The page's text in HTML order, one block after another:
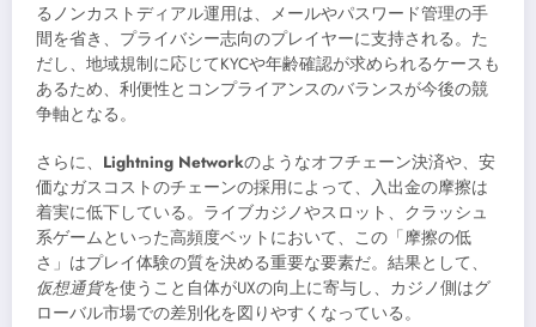
るノンカストディアル運用は、メールやパスワード管理の手
間を省き、プライバシー志向のプレイヤーに支持される。た
だし、地域規制に応じてKYCや年齢確認が求められるケースも
あるため、利便性とコンプライアンスのバランスが今後の競
争軸となる。
さらに、 Lightning Networkのようなオフチェーン決済や、安
価なガスコストのチェーンの採用によって、入出金の摩擦は
着実に低下している。ライブカジノやスロット、クラッシュ
系ゲームといった高頻度ベットにおいて、この「摩擦の低
さ」はプレイ体験の質を決める重要な要素だ。結果として、
仮想通貨を使うこと自体がUXの向上に寄与し、カジノ側はグ
ローバル市場での差別化を図りやすくなっている。